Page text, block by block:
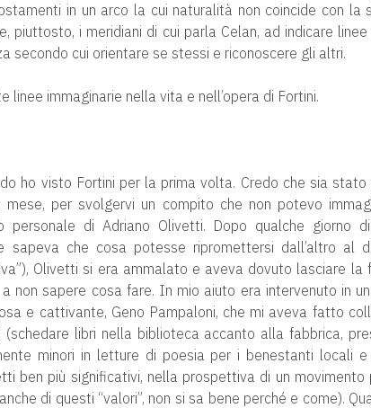
in un arco la cui naturalità non coincide con la
piuttosto, i meridiani di cui parla Celan, ad indicare
secondo cui orientare se stessi e riconoscere gli altri.
linee immaginarie nella vita e nell’opera di Fortini.
ho visto Fortini per la prima volta. Credo che sia
per svolgervi un compito che non potevo
personale di Adriano Olivetti. Dopo qualche giorno
sapeva che cosa potesse ripromettersi dall’altro al
Olivetti si era ammalato e aveva dovuto lasciare la
non sapere cosa fare. In mio aiuto era intervenuto in
e cattivante, Geno Pampaloni, che mi aveva fatto
(schedare libri nella biblioteca accanto alla fabbrica,
minori in letture di poesia per i benestanti locali
ben più significativi, nella prospettiva di un
di questi “valori”, non si sa bene perché e come).